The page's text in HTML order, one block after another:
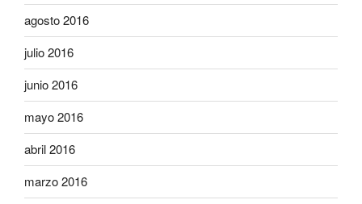
agosto 2016
julio 2016
junio 2016
mayo 2016
abril 2016
marzo 2016